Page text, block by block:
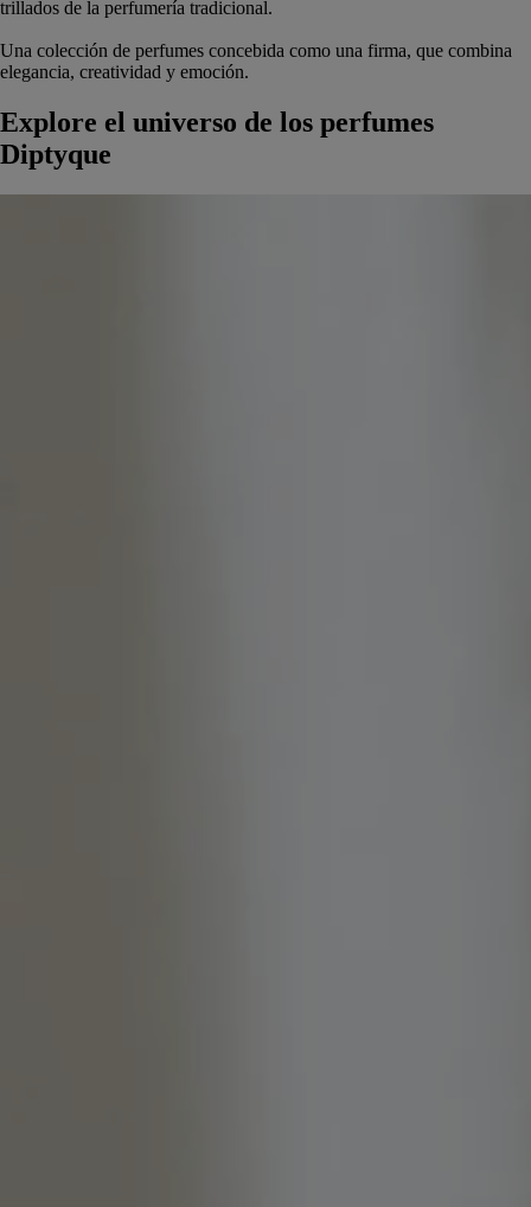
trillados de la perfumería tradicional.
Una colección de perfumes concebida como una firma, que combina
elegancia, creatividad y emoción.
Explore el universo de los perfumes
Diptyque